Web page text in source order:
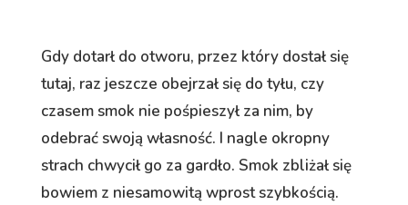
Gdy dotarł do otworu, przez który dostał się
tutaj, raz jeszcze obejrzał się do tyłu, czy
czasem smok nie pośpieszył za nim, by
odebrać swoją własność. I nagle okropny
strach chwycił go za gardło. Smok zbliżał się
bowiem z niesamowitą wprost szybkością.